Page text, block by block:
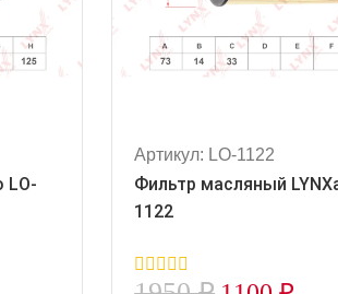
LO-
Артикул: LO-1122
Фильтр масляный
1122
0